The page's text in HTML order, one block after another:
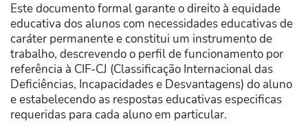
Este documento formal garante o direito à equidade
educativa dos alunos com necessidades educativas de
caráter permanente e constitui um instrumento de
trabalho, descrevendo o perfil de funcionamento por
referência à CIF-CJ (Classificação Internacional das
Deficiências, Incapacidades e Desvantagens) do aluno
e estabelecendo as respostas educativas especificas
requeridas para cada aluno em particular.